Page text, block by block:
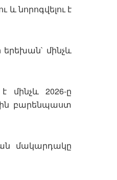
նորոգվելու է
երեխան` մինչև
մինչև 2026-ը
բարենպաստ
մակարդակը